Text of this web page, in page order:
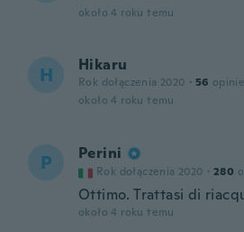
około 4 roku temu
H Hikaru
Rok dołączenia 2020 · 56 opinie
około 4 roku temu
P Perini
Rok dołączenia 2020 · 280
Ottimo. Trattasi di
około 4 roku temu